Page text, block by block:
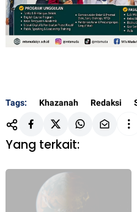
Tags: Khazanah Redaksi
Yang terkait: